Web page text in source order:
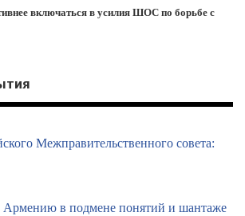
включаться в усилия ШОС по борьбе с
Межправительственного совета:
в подмене понятий и шантаже